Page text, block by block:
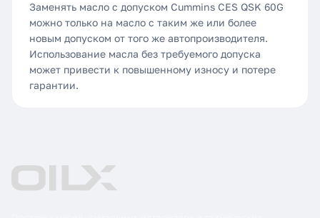
Заменять масло с допуском Cummins CES QSK 60G
можно только на масло с таким же или более
новым допуском от того же автопроизводителя.
Использование масла без требуемого допуска
может привести к повышенному износу и потере
гарантии.